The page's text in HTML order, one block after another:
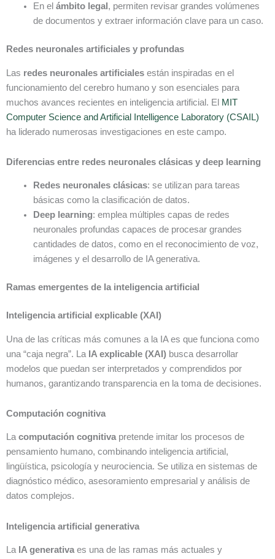
En el ámbito legal , permiten revisar grandes volúmenes
de documentos y extraer información clave para un caso.
Redes neuronales artificiales y profundas
Las redes neuronales artificiales están inspiradas en el
funcionamiento del cerebro humano y son esenciales para
muchos avances recientes en inteligencia artificial. El MIT
Computer Science and Artificial Intelligence Laboratory (CSAIL)
ha liderado numerosas investigaciones en este campo.
Diferencias entre redes neuronales clásicas y deep learning
Redes neuronales clásicas: se utilizan para tareas
básicas como la clasificación de datos.
Deep learning: emplea múltiples capas de redes
neuronales profundas capaces de procesar grandes
cantidades de datos, como en el reconocimiento de voz,
imágenes y el desarrollo de IA generativa.
Ramas emergentes de la inteligencia artificial
Inteligencia artificial explicable (XAI)
Una de las críticas más comunes a la IA es que funciona como
una “caja negra”. La IA explicable (XAI) busca desarrollar
modelos que puedan ser interpretados y comprendidos por
humanos, garantizando transparencia en la toma de decisiones.
Computación cognitiva
Lacomputación cognitivapretende imitar los procesos de
pensamiento humano, combinando inteligencia artificial,
lingüística, psicología y neurociencia. Se utiliza en sistemas de
diagnóstico médico, asesoramiento empresarial y análisis de
datos complejos.
Inteligencia artificial generativa
La IA generativaes una de las ramas más actuales y